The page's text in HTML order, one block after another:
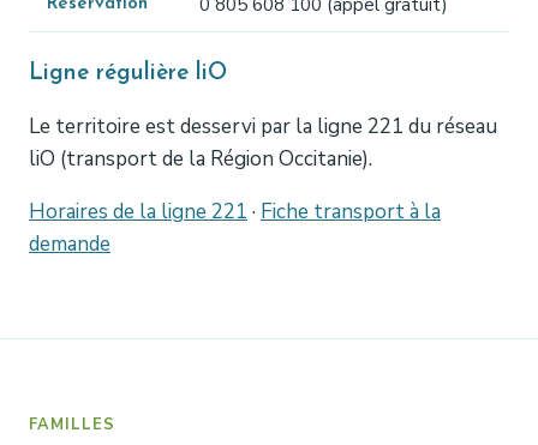
Réservation 0 805 608 100 (appel gratuit)
Ligne régulière liO
Le territoire est desservi par la ligne 221 du réseau
liO (transport de la Région Occitanie).
Horaires de la ligne 221 · Fiche transport à la
demande
FAMILLES